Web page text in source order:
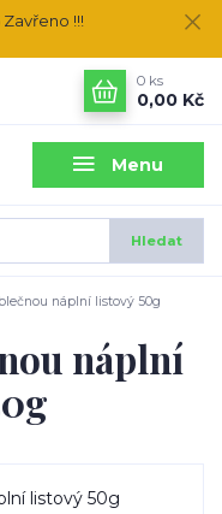
!!!
Menu
Hledat
0 ks
0,00 Kč
náplní listový 50g
náplní